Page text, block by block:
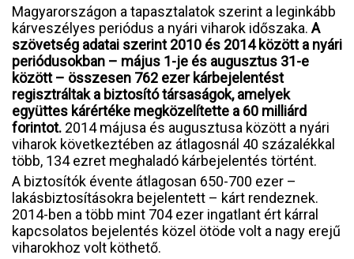
Magyarországon a tapasztalatok szerint a leginkább
kárveszélyes periódus a nyári viharok időszaka. A
szövetség adatai szerint 2010 és 2014 között a nyári
periódusokban – május 1-je és augusztus 31-e
között – összesen 762 ezer kárbejelentést
regisztráltak a biztosító társaságok, amelyek
együttes kárértéke megközelítette a 60 milliárd
forintot. 2014 májusa és augusztusa között a nyári
viharok következtében az átlagosnál 40 százalékkal
több, 134 ezret meghaladó kárbejelentés történt.
A biztosítók évente átlagosan 650-700 ezer –
lakásbiztosításokra bejelentett – kárt rendeznek.
2014-ben a több mint 704 ezer ingatlant ért kárral
kapcsolatos bejelentés közel ötöde volt a nagy erejű
viharokhoz volt köthető.